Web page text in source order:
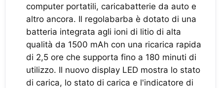
computer portatili, caricabatterie da auto e
altro ancora. Il regolabarba è dotato di una
batteria integrata agli ioni di litio di alta
qualità da 1500 mAh con una ricarica rapida
di 2,5 ore che supporta fino a 180 minuti di
utilizzo. Il nuovo display LED mostra lo stato
di carica, lo stato di carica e l'indicatore di